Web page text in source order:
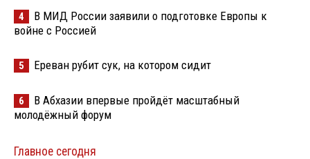
4
В МИД России заявили о подготовке Европы к
войне с Россией
5 Ереван рубит сук, на котором сидит
6
В Абхазии впервые пройдёт масштабный
молодёжный форум
Главное сегодня